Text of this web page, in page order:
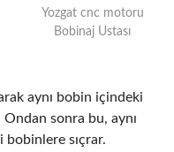
Yozgat cnc motoru
Bobinaj Ustası
aynı bobin içindeki
sonra bu, aynı
bobinlere sıçrar.